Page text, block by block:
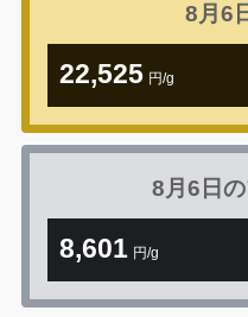
8月6
22,525 円/g
8月6日の
8,601 円/g